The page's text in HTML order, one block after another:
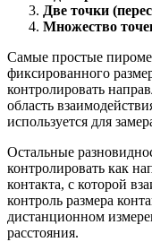
Две точки
Множество
Самые простые
фиксированного
контролировать
область
используется для
Остальные
контролировать как
контакта, с которой
контроль размера
дистанционном
расстояния.